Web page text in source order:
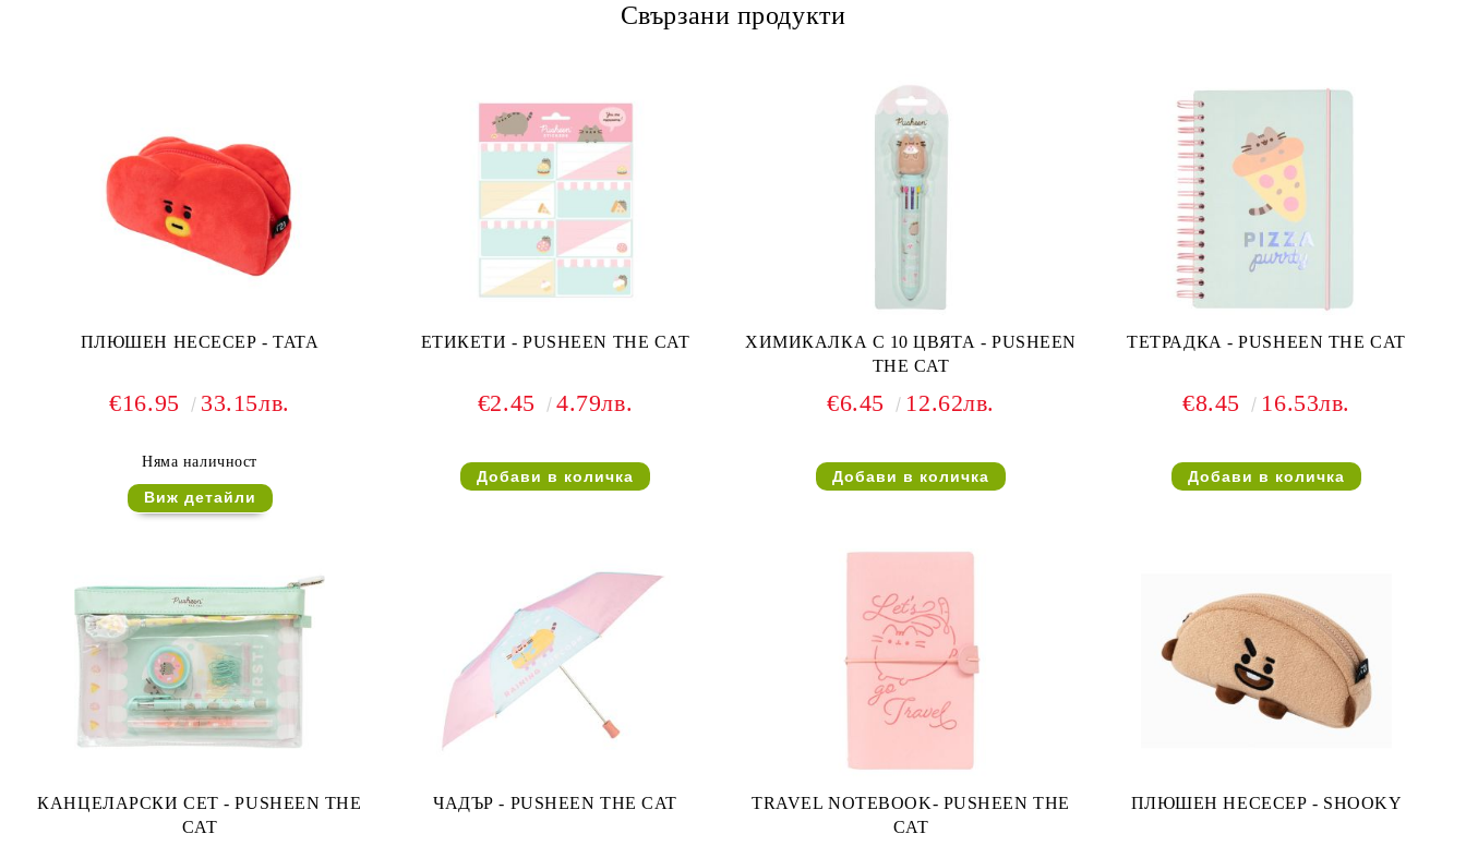
Свързани продукти
ПЛЮШЕН НЕСЕСЕР - TATA
€16.95 33.15лв.
Няма наличност
Виж детайли
ЕТИКЕТИ - PUSHEEN THE CAT
€2.45 4.79лв.
ХИМИКАЛКА С 10 ЦВЯТА - PUSHEEN
THE CAT
€6.45 12.62лв.
ТЕТРАДКА - PUSHEEN THE CAT
€8.45 16.53лв.
КАНЦЕЛАРСКИ СЕТ - PUSHEEN THE
CAT
ЧАДЪР - PUSHEEN THE CAT
TRAVEL NOTEBOOK- PUSHEEN THE
CAT
ПЛЮШЕН НЕСЕСЕР - SHOOKY